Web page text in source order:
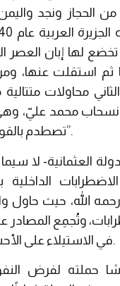
الحجاز ونجد
لها إبان العصر
ثم استقلت عنها،
محاولات
انسحاب محمد عليّ،
تصطدم بالقوى المحلية النامية”.
العثمانية- لا
الداخلية
الله، حيث حاول
وتُجمِع
في الاستيلاء على الأحساء ونجد مباشرةً.
حملته لفرض